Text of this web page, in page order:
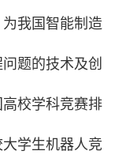
我国智能制造
题的技术及创
校学科竞赛排
学生机器人竞